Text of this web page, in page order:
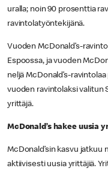
uralla; noin 90 prosenttia
ravintolatyöntekijänä.
Vuoden McDonald’s-
Espoossa, ja vuoden
neljä McDonald’s-
vuoden ravintolaksi valitun
yrittäjä.
McDonald’s hakee
McDonald’sin kasvu jatkuu
aktiivisesti uusia yrittäjiä.